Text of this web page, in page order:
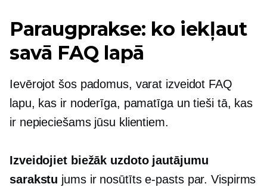
Paraugprakse: ko iekļaut
savā FAQ lapā
Ievērojot šos padomus, varat izveidot FAQ
lapu, kas ir noderīga, pamatīga un tieši tā, kas
ir nepieciešams jūsu klientiem.
Izveidojiet biežāk uzdoto jautājumu
sarakstu jums ir nosūtīts e-pasts par. Vispirms